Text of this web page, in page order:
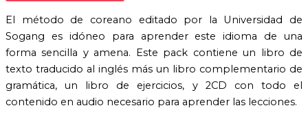
El método de coreano editado por la Universidad de
Sogang es idóneo para aprender este idioma de una
forma sencilla y amena. Este pack contiene un libro de
texto traducido al inglés más un libro complementario de
gramática, un libro de ejercicios, y 2CD con todo el
contenido en audio necesario para aprender las lecciones.